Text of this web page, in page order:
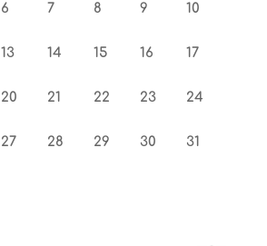
6 7 8 9 10
13 14 15 16 17
20 21 22 23 24
27 28 29 30 31